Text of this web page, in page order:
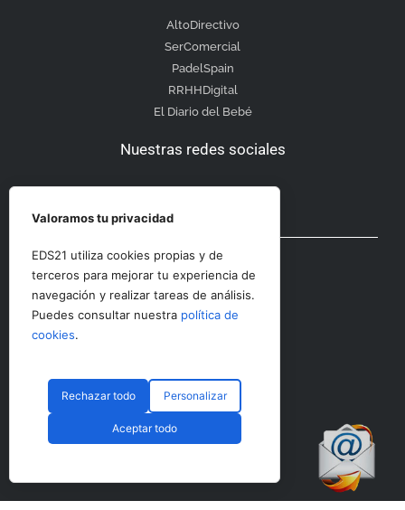
AltoDirectivo
SerComercial
PadelSpain
RRHHDigital
El Diario del Bebé
Nuestras redes sociales
Otras secciones
Contacto
© CopyRight 2023 RRHHDigital
Valoramos tu privacidad
EDS21 utiliza cookies propias y de
terceros para mejorar tu experiencia de
navegación y realizar tareas de análisis.
Puedes consultar nuestra política de
cookies.
Rechazar todo Personalizar
Aceptar todo